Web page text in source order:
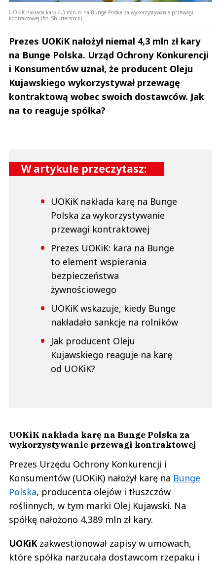
UOKiK nakłada karę 4,3 mln zł na Bunge Polska za wykorzystywanie przewagi
kontraktowej (fot. Shutterstock)
Prezes UOKiK nałożył niemal 4,3 mln zł kary
na Bunge Polska. Urząd Ochrony Konkurencji
i Konsumentów uznał, że producent Oleju
Kujawskiego wykorzystywał przewagę
kontraktową wobec swoich dostawców. Jak
na to reaguje spółka?
W artykule przeczytasz:
UOKiK nakłada karę na Bunge
Polska za wykorzystywanie
przewagi kontraktowej
Prezes UOKiK: kara na Bunge
to element wspierania
bezpieczeństwa
żywnościowego
UOKiK wskazuje, kiedy Bunge
nakładało sankcje na rolników
Jak producent Oleju
Kujawskiego reaguje na karę
od UOKiK?
UOKiK nakłada karę na Bunge Polska za
wykorzystywanie przewagi kontraktowej
Prezes Urzędu Ochrony Konkurencji i
Konsumentów (UOKiK) nałożył karę na Bunge
Polska, producenta olejów i tłuszczów
roślinnych, w tym marki Olej Kujawski. Na
spółkę nałożono 4,389 mln zł kary.
UOKiK zakwestionował zapisy w umowach,
które spółka narzucała dostawcom rzepaku i